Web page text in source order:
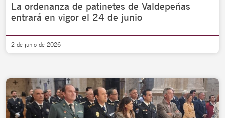
La ordenanza de patinetes de Valdepeñas
entrará en vigor el 24 de junio
2 de junio de 2026